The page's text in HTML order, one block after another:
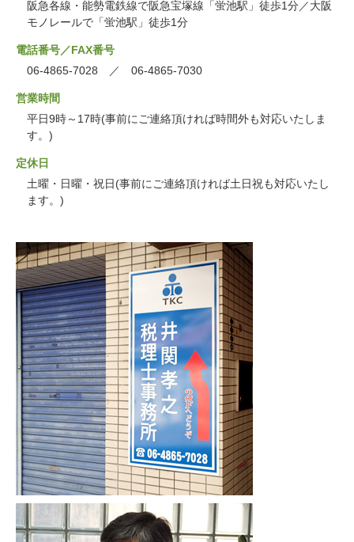
阪急各線・能勢電鉄線で阪急宝塚線「蛍池駅」徒歩1分／大阪
モノレールで「蛍池駅」徒歩1分
電話番号／FAX番号
06-4865-7028 ／ 06-4865-7030
営業時間
平日9時～17時(事前にご連絡頂ければ時間外も対応いたしま
す。)
定休日
土曜・日曜・祝日(事前にご連絡頂ければ土日祝も対応いたし
ます。)